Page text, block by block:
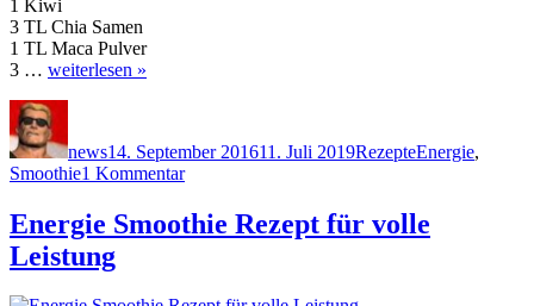
1 Kiwi
3 TL Chia Samen
1 TL Maca Pulver
3 … weiterlesen »
news14. September 201611. Juli 2019RezepteEnergie,
Smoothie1 Kommentarzu
Smoothie
zum
Energie Smoothie Rezept für volle
Leistung